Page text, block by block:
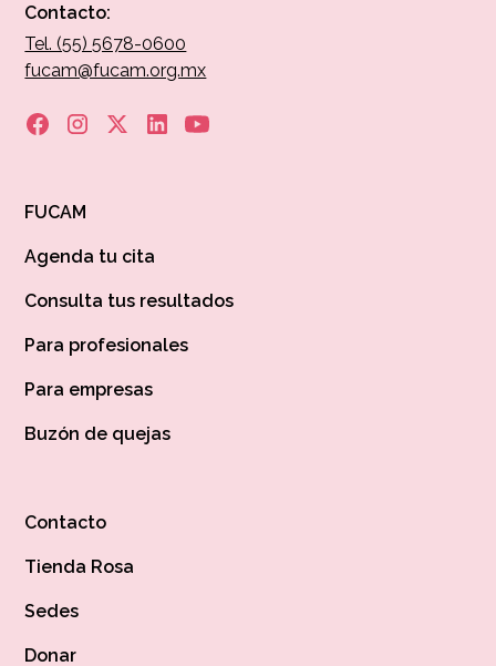
Contacto:
Tel. (55) 5678-0600
fucam@fucam.org.mx
FUCAM
Agenda tu cita
Consulta tus resultados
Para profesionales
Para empresas
Buzón de quejas
Contacto
Tienda Rosa
Sedes
Donar